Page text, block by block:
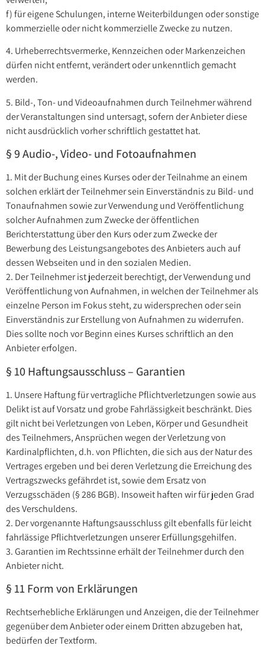
f) für eigene Schulungen, interne Weiterbildungen oder sonstige
kommerzielle oder nicht kommerzielle Zwecke zu nutzen.
4. Urheberrechtsvermerke, Kennzeichen oder Markenzeichen
dürfen nicht entfernt, verändert oder unkenntlich gemacht
werden.
5. Bild-, Ton- und Videoaufnahmen durch Teilnehmer während
der Veranstaltungen sind untersagt, sofern der Anbieter diese
nicht ausdrücklich vorher schriftlich gestattet hat.
§ 9 Audio-, Video- und Fotoaufnahmen
1. Mit der Buchung eines Kurses oder der Teilnahme an einem
solchen erklärt der Teilnehmer sein Einverständnis zu Bild- und
Tonaufnahmen sowie zur Verwendung und Veröffentlichung
solcher Aufnahmen zum Zwecke der öffentlichen
Berichterstattung über den Kurs oder zum Zwecke der
Bewerbung des Leistungsangebotes des Anbieters auch auf
dessen Webseiten und in den sozialen Medien.
2. Der Teilnehmer ist jederzeit berechtigt, der Verwendung und
Veröffentlichung von Aufnahmen, in welchen der Teilnehmer als
einzelne Person im Fokus steht, zu widersprechen oder sein
Einverständnis zur Erstellung von Aufnahmen zu widerrufen.
Dies sollte noch vor Beginn eines Kurses schriftlich an den
Anbieter erfolgen.
§ 10 Haftungsausschluss – Garantien
1. Unsere Haftung für vertragliche Pflichtverletzungen sowie aus
Delikt ist auf Vorsatz und grobe Fahrlässigkeit beschränkt. Dies
gilt nicht bei Verletzungen von Leben, Körper und Gesundheit
des Teilnehmers, Ansprüchen wegen der Verletzung von
Kardinalpflichten, d.h. von Pflichten, die sich aus der Natur des
Vertrages ergeben und bei deren Verletzung die Erreichung des
Vertragszwecks gefährdet ist, sowie dem Ersatz von
Verzugsschäden (§ 286 BGB). Insoweit haften wir für jeden Grad
des Verschuldens.
2. Der vorgenannte Haftungsausschluss gilt ebenfalls für leicht
fahrlässige Pflichtverletzungen unserer Erfüllungsgehilfen.
3. Garantien im Rechtssinne erhält der Teilnehmer durch den
Anbieter nicht.
§ 11 Form von Erklärungen
Rechtserhebliche Erklärungen und Anzeigen, die der Teilnehmer
gegenüber dem Anbieter oder einem Dritten abzugeben hat,
bedürfen der Textform.